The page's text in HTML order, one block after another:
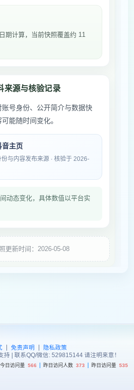
期计算，当前快照覆盖约 11
来源与核验记录
账号身份、公开简介与数据快
能随时间变化。
音主页
与内容发布来源 · 核验于 2026-
动态变化，具体数值以平台实
更新时间：2026-05-08
| 免责声明 |
隐私政策
持 | 联系QQ/微信: 529815144 请注明来意！
今日访问量 566 昨日访问人数 373 昨日访问量 535